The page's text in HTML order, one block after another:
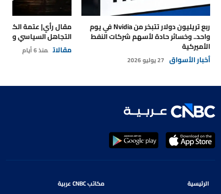
ربع تريليون دولار تتبخر من Nvidia في يوم
واحد.. وخسائر حادة لأسهم شركات النفط
الأميركية
أخبار الأسواق 27 يوليو 2026
مقال رأي| عتمة
التجاهل السياسي
مقالات منذ 6 أيام
الرئيسية
مكاتب CNBC عربية